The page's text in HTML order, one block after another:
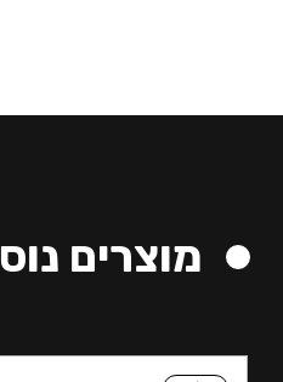
מוצרים